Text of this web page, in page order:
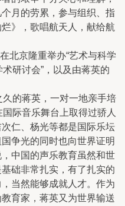
月的劳累，参与组织、指
》，歌唱航天人，献给航
京隆重举办“艺术与科学
研讨会”，以及由蒋英的
的蒋英，一对一地亲手培
际音乐舞台上取得过骄人
仁、杨光等都是国际乐坛
争光的同时也向世界证明
中国的声乐教育虽然和世
础非常扎实，有了扎实的
当然能够成就人才。作为
育家，蒋英又为世界输送